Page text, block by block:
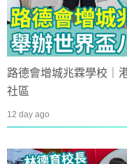
路德會增城兆霖學校｜
社區
12 day ago